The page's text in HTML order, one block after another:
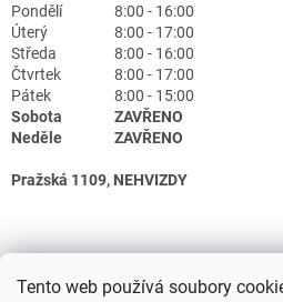
Tento web používá soubory
Pondělí
8:00 - 16:00
Úterý
8:00 - 17:00
Středa
8:00 - 16:00
Čtvrtek
8:00 - 17:00
Pátek
8:00 - 15:00
Sobota
ZAVŘENO
Neděle
ZAVŘENO
Pražská 1109, NEHVIZDY